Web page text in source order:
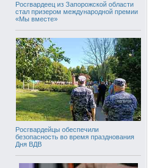
Росгвардеец из Запорожской области
стал призером международной премии
«Мы вместе»
Росгвардейцы обеспечили
безопасность во время празднования
Дня ВДВ